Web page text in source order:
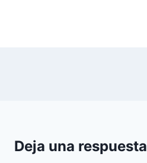
Deja una respuesta